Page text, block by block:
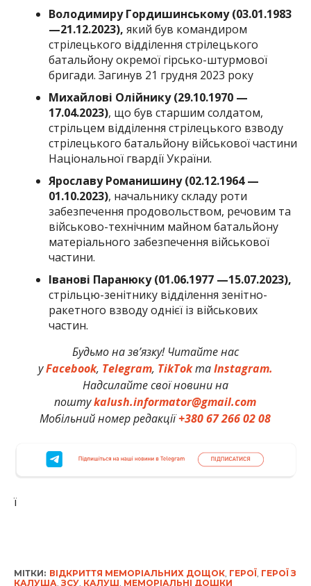
Володимиру Гордишинському (03.01.1983
—21.12.2023), який був командиром
стрілецького відділення стрілецького
батальйону окремої гірсько-штурмової
бригади. Загинув 21 грудня 2023 року
Михайлові Олійнику (29.10.1970 —
17.04.2023), що був старшим солдатом,
стрільцем відділення стрілецького взводу
стрілецького батальйону військової частини
Національної гвардії України.
Ярославу Романишину (02.12.1964 —
01.10.2023), начальнику складу роти
забезпечення продовольством, речовим та
військово-технічним майном батальйону
матеріального забезпечення військової
частини.
Іванові Паранюку (01.06.1977 —15.07.2023),
стрільцю-зенітнику відділення зенітно-
ракетного взводу однієї із військових
частин.
Будьмо на зв’язку! Читайте нас
уFacebook, Telegram, TikTokтаInstagram.
Надсилайте свої новини на
поштуkalush.informator@gmail.com
Мобільний номер редакції+380 67 266 02 08
ї
МІТКИ: ВІДКРИТТЯ МЕМОРІАЛЬНИХ ДОЩОК, ГЕРОЇ, ГЕРОЇ З
КАЛУША, ЗСУ, КАЛУШ, МЕМОРІАЛЬНІ ДОШКИ